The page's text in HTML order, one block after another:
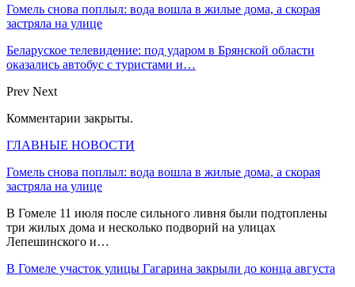
Гомель снова поплыл: вода вошла в жилые дома, а скорая
застряла на улице
Беларуское телевидение: под ударом в Брянской области
оказались автобус с туристами и…
Prev Next
Комментарии закрыты.
ГЛАВНЫЕ НОВОСТИ
Гомель снова поплыл: вода вошла в жилые дома, а скорая
застряла на улице
В Гомеле 11 июля после сильного ливня были подтоплены
три жилых дома и несколько подворий на улицах
Лепешинского и…
В Гомеле участок улицы Гагарина закрыли до конца августа